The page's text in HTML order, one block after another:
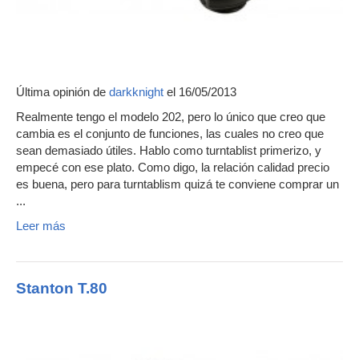
Última opinión de darkknight el 16/05/2013
Realmente tengo el modelo 202, pero lo único que creo que
cambia es el conjunto de funciones, las cuales no creo que
sean demasiado útiles. Hablo como turntablist primerizo, y
empecé con ese plato. Como digo, la relación calidad precio
es buena, pero para turntablism quizá te conviene comprar un
...
Leer más
Stanton T.80